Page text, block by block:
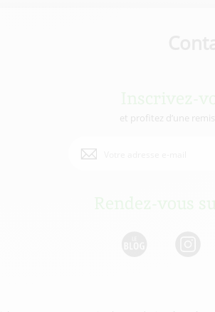
et profitez d’une